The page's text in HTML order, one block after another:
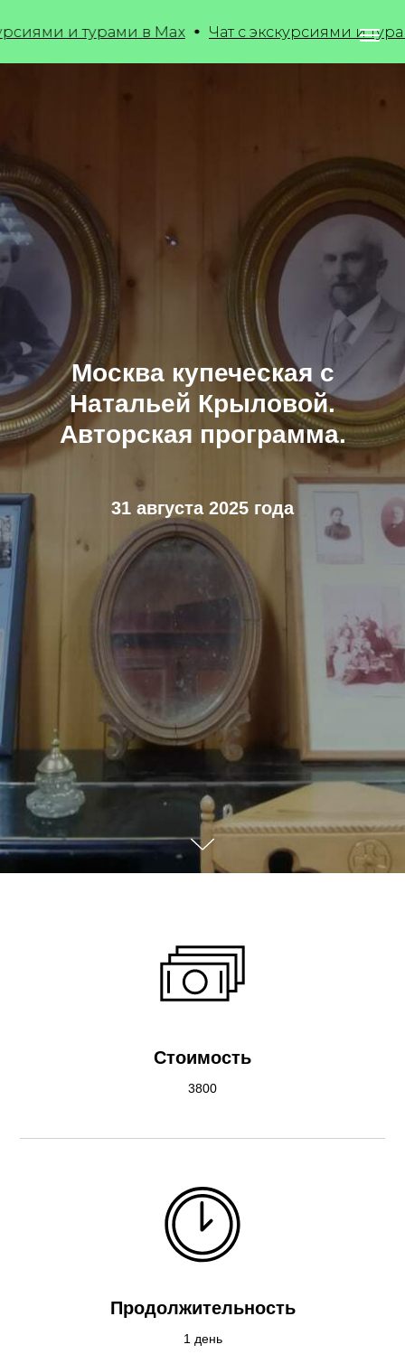
и турами в Max Чат с экскурсиями и турами в
Москва купеческая с
Натальей Крыловой.
Авторская программа.
31 августа 2025 года
Стоимость
3800
Продолжительность
1 день